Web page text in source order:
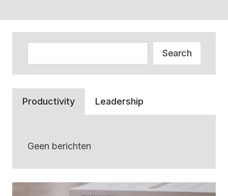
Search
Productivity Leadership
Geen berichten